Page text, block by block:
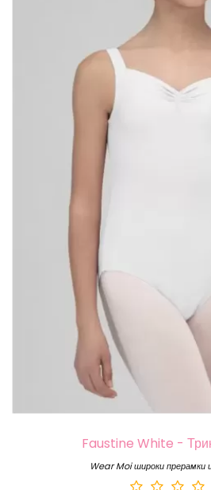
Faustine White -
Wear Moi широки прерамки